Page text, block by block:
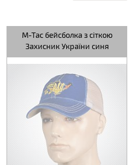
M-Tac бейсболка з сіткою
Захисник України синя